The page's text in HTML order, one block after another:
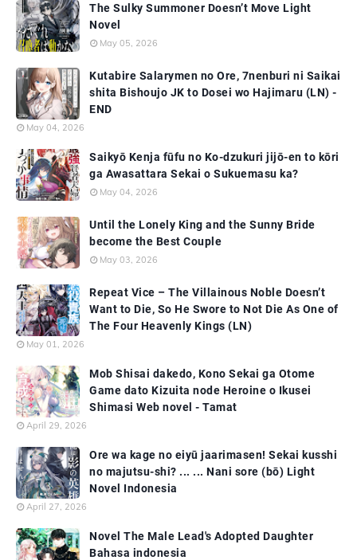
The Sulky Summoner Doesn’t Move Light
Novel
May 05, 2026
Kutabire Salarymen no Ore, 7nenburi ni Saikai
shita Bishoujo JK to Dosei wo Hajimaru (LN) -
END
May 04, 2026
Saikyō Kenja fūfu no Ko-dzukuri jijō-en to kōri
ga Awasattara Sekai o Sukuemasu ka?
May 04, 2026
Until the Lonely King and the Sunny Bride
become the Best Couple
May 03, 2026
Repeat Vice – The Villainous Noble Doesn’t
Want to Die, So He Swore to Not Die As One of
The Four Heavenly Kings (LN)
May 01, 2026
Mob Shisai dakedo, Kono Sekai ga Otome
Game dato Kizuita node Heroine o Ikusei
Shimasi Web novel - Tamat
April 29, 2026
Ore wa kage no eiyū jaarimasen! Sekai kusshi
no majutsu-shi? ... ... Nani sore (bō) Light
Novel Indonesia
April 27, 2026
Novel The Male Lead's Adopted Daughter
Bahasa indonesia